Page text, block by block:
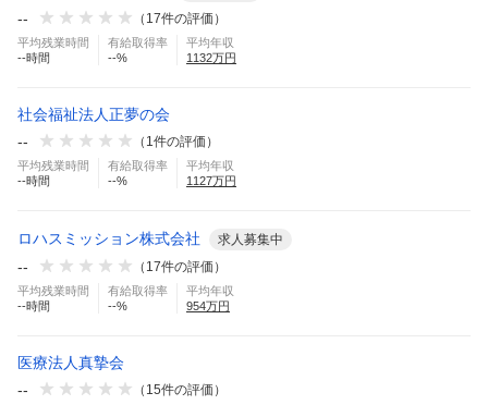
-- （ 17件の評価）
平均残業時間
--時間
有給取得率
--%
平均年収
1132万円
社会福祉法人正夢の会
--
（ 1 件の評価）
平均残業時間
--時間
有給取得率
--%
平均年収
1127万円
ロハスミッション株式会社 求人募集中
-- （ 17件の評価）
平均残業時間
--時間
有給取得率
--%
平均年収
954万円
医療法人真摯会
--
（ 15件の評価）